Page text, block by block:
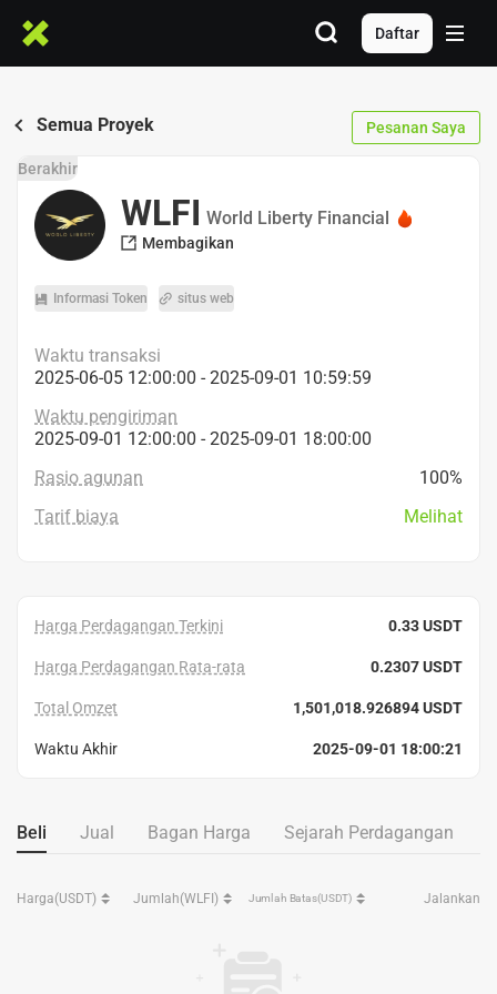
Daftar
Semua Proyek Pesanan Saya
Berakhir
WLFI World Liberty Financial
Membagikan
Informasi Token situs web
Waktu transaksi
2025-06-05 12:00:00 - 2025-09-01 10:59:59
Waktu pengiriman
2025-09-01 12:00:00 - 2025-09-01 18:00:00
Rasio agunan
100%
Tarif biaya
Melihat
Harga Perdagangan Terkini 0.33 USDT
Harga Perdagangan Rata-rata 0.2307 USDT
Total Omzet 1,501,018.926894 USDT
Waktu Akhir 2025-09-01 18:00:21
Beli Jual Bagan Harga Sejarah Perdagangan
Harga(USDT) Jumlah(WLFI) Jumlah Batas(USDT) Jalankan